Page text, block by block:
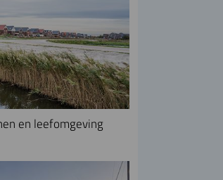
en leefomgeving